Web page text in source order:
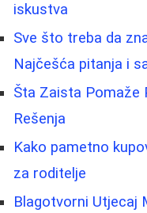
iskustva
Sve što treba da
Najčešća pitanja i
Šta Zaista Pomaže
Rešenja
Kako pametno
za roditelje
Blagotvorni Utjecaj